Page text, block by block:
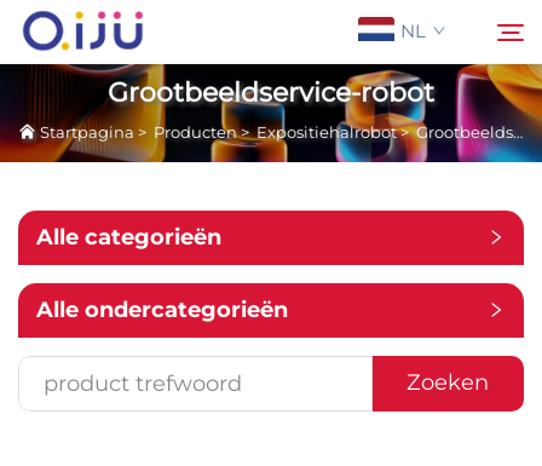
NL
Startpagina
Over Ons
Producten
Toepassing
Grootbeeldservice-robot
Startpagina > Producten>Expositiehalrobot>Grootbeeldservice-robot
Alle categorieën
Alle ondercategorieën
Zoeken